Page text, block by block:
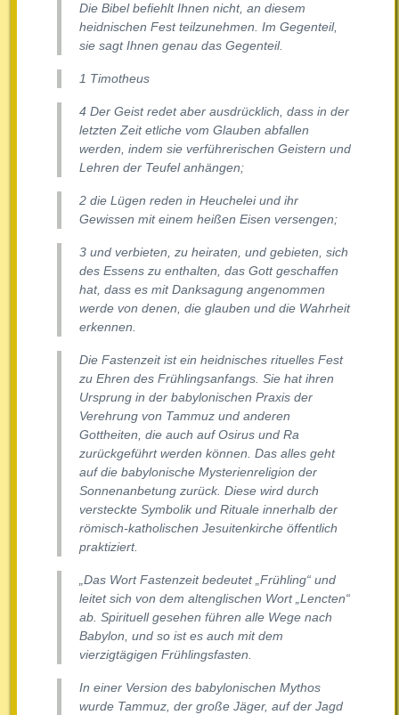
Die Bibel befiehlt Ihnen nicht, an diesem
heidnischen Fest teilzunehmen. Im Gegenteil,
sie sagt Ihnen genau das Gegenteil.
1 Timotheus
4 Der Geist redet aber ausdrücklich, dass in der
letzten Zeit etliche vom Glauben abfallen
werden, indem sie verführerischen Geistern und
Lehren der Teufel anhängen;
2 die Lügen reden in Heuchelei und ihr
Gewissen mit einem heißen Eisen versengen;
3 und verbieten, zu heiraten, und gebieten, sich
des Essens zu enthalten, das Gott geschaffen
hat, dass es mit Danksagung angenommen
werde von denen, die glauben und die Wahrheit
erkennen.
Die Fastenzeit ist ein heidnisches rituelles Fest
zu Ehren des Frühlingsanfangs. Sie hat ihren
Ursprung in der babylonischen Praxis der
Verehrung von Tammuz und anderen
Gottheiten, die auch auf Osirus und Ra
zurückgeführt werden können. Das alles geht
auf die babylonische Mysterienreligion der
Sonnenanbetung zurück. Diese wird durch
versteckte Symbolik und Rituale innerhalb der
römisch-katholischen Jesuitenkirche öffentlich
praktiziert.
„Das Wort Fastenzeit bedeutet „Frühling“ und
leitet sich von dem altenglischen Wort „Lencten“
ab. Spirituell gesehen führen alle Wege nach
Babylon, und so ist es auch mit dem
vierzigtägigen Frühlingsfasten.
In einer Version des babylonischen Mythos
wurde Tammuz, der große Jäger, auf der Jagd